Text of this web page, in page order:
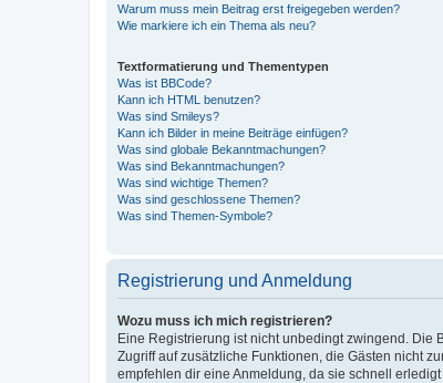
Warum muss mein Beitrag erst freigegeben werden?
Wie markiere ich ein Thema als neu?
Textformatierung und Thementypen
Was ist BBCode?
Kann ich HTML benutzen?
Was sind Smileys?
Kann ich Bilder in meine Beiträge einfügen?
Was sind globale Bekanntmachungen?
Was sind Bekanntmachungen?
Was sind wichtige Themen?
Was sind geschlossene Themen?
Was sind Themen-Symbole?
Registrierung und Anmeldung
Wozu muss ich mich registrieren?
Eine Registrierung ist nicht unbedingt zwingend. Die
Zugriff auf zusätzliche Funktionen, die Gästen nicht
empfehlen dir eine Anmeldung, da sie schnell